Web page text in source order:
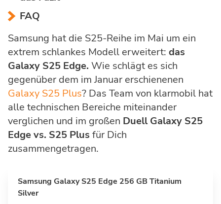
FAQ
Samsung hat die S25-Reihe im Mai um ein
extrem schlankes Modell erweitert: das
Galaxy S25 Edge. Wie schlägt es sich
gegenüber dem im Januar erschienenen
Galaxy S25 Plus? Das Team von klarmobil hat
alle technischen Bereiche miteinander
verglichen und im großen Duell Galaxy S25
Edge vs. S25 Plus für Dich
zusammengetragen.
Samsung Galaxy S25 Edge 256 GB Titanium
Silver